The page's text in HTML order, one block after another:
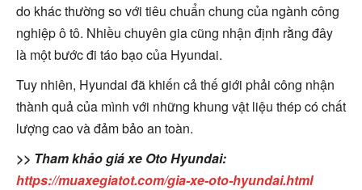
do khác thường so với tiêu chuẩn chung của ngành công
nghiệp ô tô. Nhiều chuyên gia cũng nhận định rằng đây
là một bước đi táo bạo của Hyundai.
Tuy nhiên, Hyundai đã khiến cả thế giới phải công nhận
thành quả của mình với những khung vật liệu thép có chất
lượng cao và đảm bảo an toàn.
>> Tham khảo giá xe Oto Hyundai:
https://muaxegiatot.com/gia-xe-oto-hyundai.html